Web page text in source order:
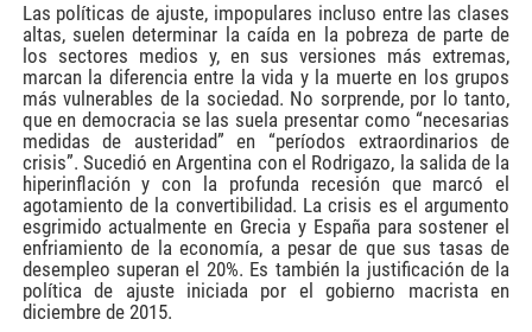
Las políticas de ajuste, impopulares incluso entre las clases
altas, suelen determinar la caída en la pobreza de parte de
los sectores medios y, en sus versiones más extremas,
marcan la diferencia entre la vida y la muerte en los grupos
más vulnerables de la sociedad. No sorprende, por lo tanto,
que en democracia se las suela presentar como “necesarias
medidas de austeridad” en “períodos extraordinarios de
crisis”. Sucedió en Argentina con el Rodrigazo, la salida de la
hiperinflación y con la profunda recesión que marcó el
agotamiento de la convertibilidad. La crisis es el argumento
esgrimido actualmente en Grecia y España para sostener el
enfriamiento de la economía, a pesar de que sus tasas de
desempleo superan el 20%. Es también la justificación de la
política de ajuste iniciada por el gobierno macrista en
diciembre de 2015.